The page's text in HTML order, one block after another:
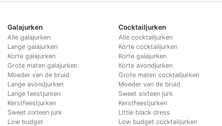
Galajurken
Alle galajurken
Lange galajurken
Korte galajurken
Grote maten galajurken
Moeder van de bruid
Lange avondjurken
Lange feestjurken
Kerstfeestjurken
Sweet sixteen jurk
Low budget
Cocktailjurken
Alle cocktailjurken
Korte cocktailjurken
Korte galajurken
Korte avondjurken
Grote maten cocktailjurken
Moeder van de bruid
Sweet sixteen jurk
Kerstfeestjurken
Little black dress
Low budget cocktailjurken